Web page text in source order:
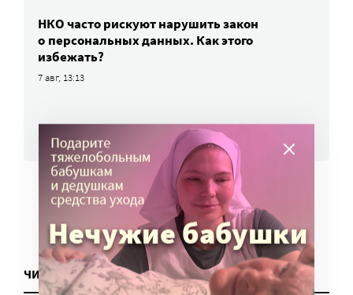
НКО часто рискуют нарушить закон
о персональных данных. Как этого
избежать?
7 авг, 13:13
ВСЕ НОВОСТИ
ЧИТАТЬ ЕЩЕ